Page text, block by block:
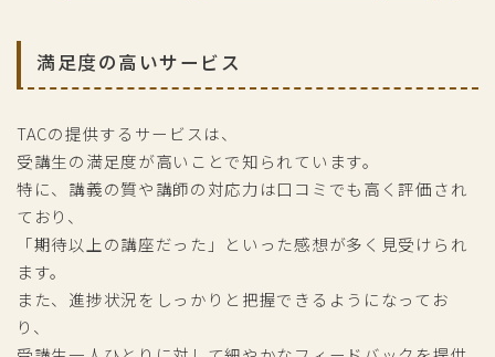
満足度の高いサービス
TACの提供するサービスは、
受講生の満足度が高いことで知られています。
特に、講義の質や講師の対応力は口コミでも高く評価され
ており、
「期待以上の講座だった」といった感想が多く見受けられ
ます。
また、進捗状況をしっかりと把握できるようになってお
り、